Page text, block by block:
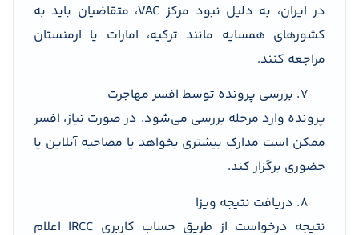
در ایران، به دلیل نبود مرکز VAC، متقاضیان باید به
کشورهای همسایه مانند ترکیه، امارات یا ارمنستان
مراجعه کنند.
بررسی پرونده توسط افسر مهاجرت
پرونده وارد مرحله بررسی می‌شود. در صورت نیاز، افسر
ممکن است مدارک بیشتری بخواهد یا مصاحبه آنلاین یا
حضوری برگزار کند.
دریافت نتیجه ویزا
نتیجه درخواست از طریق حساب کاربری IRCC اعلام